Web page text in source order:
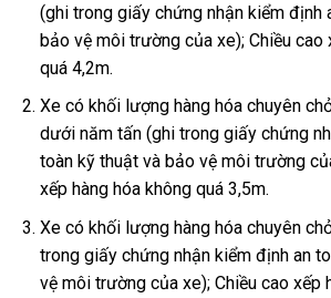
(ghi trong giấy chứng nhận kiểm định
bảo vệ môi trường của xe); Chiều cao
quá 4,2m.
Xe có khối lượng hàng hóa chuyên
dưới năm tấn (ghi trong giấy chứng
toàn kỹ thuật và bảo vệ môi trường
xếp hàng hóa không quá 3,5m.
Xe có khối lượng hàng hóa chuyên
trong giấy chứng nhận kiểm định an
vệ môi trường của xe); Chiều cao xếp